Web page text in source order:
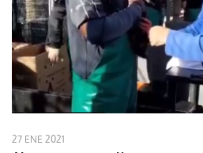
27 ENE 2021